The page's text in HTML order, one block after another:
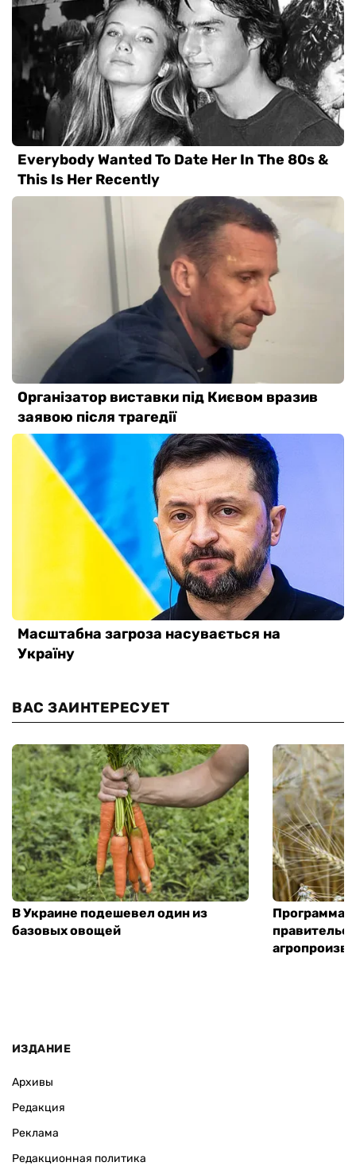
ВАС ЗАИНТЕРЕСУЕТ
В Украине подешевел один из
базовых овощей
Программа
ИЗДАНИЕ
Архивы
Редакция
Реклама
Редакционная политика